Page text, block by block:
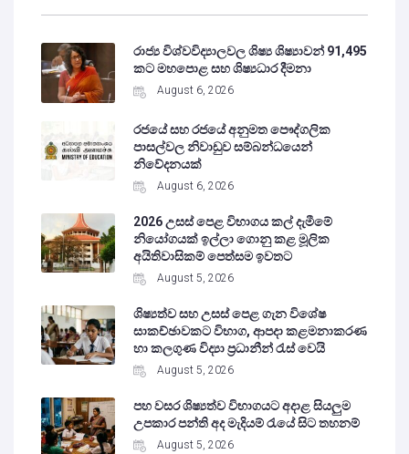
රාජ්‍ය විශ්වවිද්‍යාලවල ශිෂ්‍ය ශිෂ්‍යාවන් 91,495
කට මහපොළ සහ ශිෂ්‍යධාර දීමනා
August 6, 2026
රජයේ සහ රජයේ අනුමත පෞද්ගලික
පාසල්වල නිවාඩුව සම්බන්ධයෙන්
නිවේදනයක්
August 6, 2026
2026 උසස් පෙළ විභාගය කල් දැමීමේ
නියෝගයක් ඉල්ලා ගොනු කළ මූලික
අයිතිවාසිකම් පෙත්සම ඉවතට
August 5, 2026
ශිෂ්‍යත්ව සහ උසස් පෙළ ගැන විශේෂ
සාකච්ඡාවකට විභාග, ආපදා කළමනාකරණ
හා කලගුණ විද්‍යා ප්‍රධානීන් රැස් වෙයි
August 5, 2026
පහ වසර ශිෂ්‍යත්ව විභාගයට අදාළ සියලුම
උපකාර පන්ති අද මැදියම් රැයේ සිට තහනම්
August 5, 2026